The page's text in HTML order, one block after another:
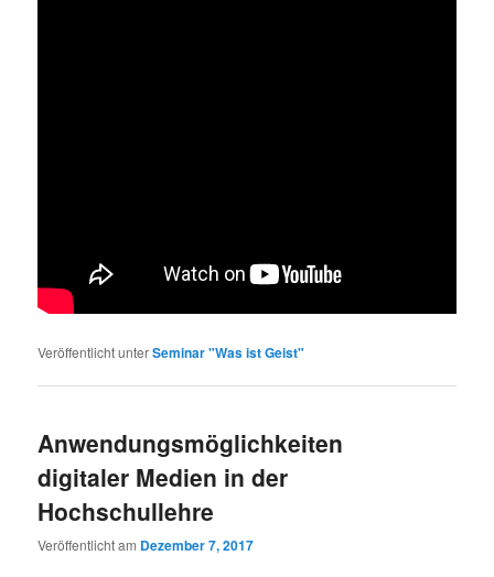
Veröffentlicht unterSeminar "Was ist Geist"
Anwendungsmöglichkeiten
digitaler Medien in der
Hochschullehre
Veröffentlicht am Dezember 7, 2017